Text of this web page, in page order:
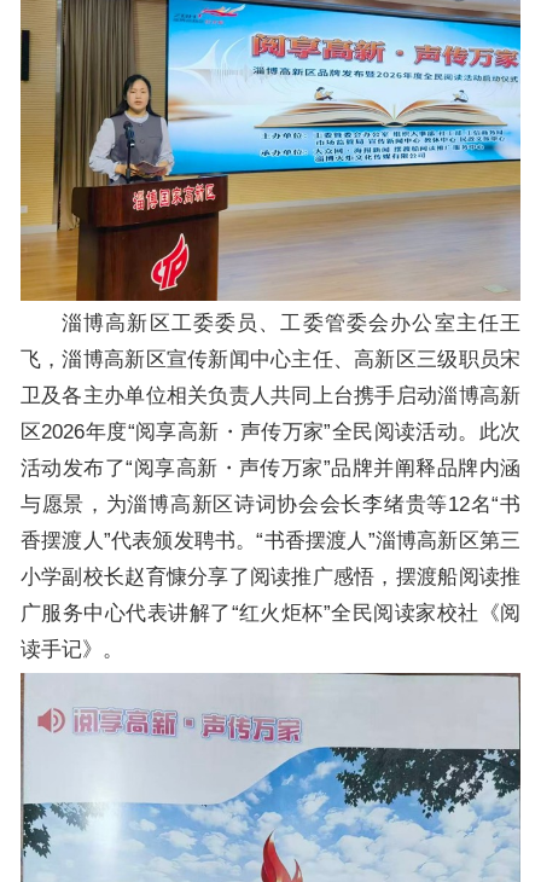
淄博高新区工委委员、工委管委会办公室主任王
飞，淄博高新区宣传新闻中心主任、高新区三级职员宋
卫及各主办单位相关负责人共同上台携手启动淄博高新
区2026年度“阅享高新・声传万家”全民阅读活动。此次
活动发布了“阅享高新・声传万家”品牌并阐释品牌内涵
与愿景，为淄博高新区诗词协会会长李绪贵等12名“书
香摆渡人”代表颁发聘书。“书香摆渡人”淄博高新区第三
小学副校长赵育慷分享了阅读推广感悟，摆渡船阅读推
广服务中心代表讲解了“红火炬杯”全民阅读家校社《阅
读手记》。